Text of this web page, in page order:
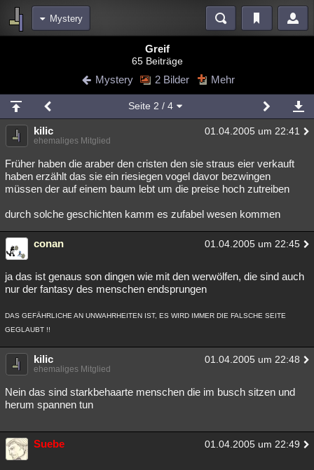
Mystery
Blogs
Chat Wiki Neuigkeiten
meine Rubriken
Menschen Mystery Kriminalfälle
Spiritualität Verschwörungen Technologie Ufologie
Natur Umfragen Unterhaltung
weitere Rubriken
Philosophie Träume Orte Esoterik Literatur
Astronomie
Musik Clash Verbesserungen Allmystery
Besucht
Lesenswert
Greif
65 Beiträge
Mystery 2 Bilder Mehr
Seite 2 / 4
kilic 01.04.2005 um 22:41
ehemaliges Mitglied
Früher haben die araber den cristen den sie straus eier verkauft
haben erzählt das sie ein riesiegen vogel davor bezwingen
müssen der auf einem baum lebt um die preise hoch zutreiben
durch solche geschichten kamm es zufabel wesen kommen
conan 01.04.2005 um 22:45
ja das ist genaus son dingen wie mit den werwölfen, die sind auch
nur der fantasy des menschen endsprungen
DAS GEFÄHRLICHE AN UNWAHRHEITEN IST, ES WIRD IMMER DIE FALSCHE SEITE
GEGLAUBT !!
kilic 01.04.2005 um 22:48
ehemaliges Mitglied
Nein das sind starkbehaarte menschen die im busch sitzen und
herum spannen tun
Suebe 01.04.2005 um 22:49